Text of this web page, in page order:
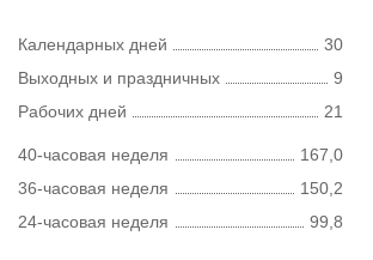
Календарных дней
30
Выходных и праздничных
9
Рабочих дней
21
40-часовая неделя
167,0
36-часовая неделя
150,2
24-часовая неделя
99,8